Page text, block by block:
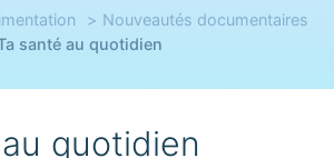
Nouveautés documentaires
santé au quotidien
quotidien